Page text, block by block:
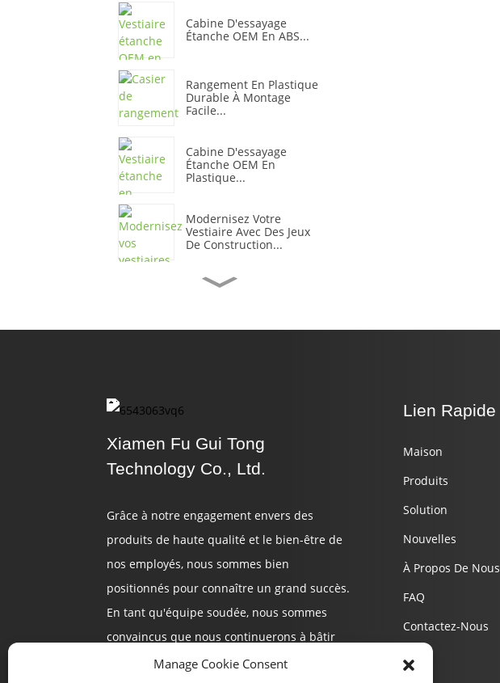
Cabine D'essayage
Étanche OEM En ABS...
Rangement En Plastique
Durable À Montage
Facile...
Cabine D'essayage
Étanche OEM En
Plastique...
Modernisez Votre
Vestiaire Avec Des Jeux
De Construction...
Armoire De Rangement
Pratique Et Durable...
Sécurité...
Xiamen Fu Gui Tong
Technology Co., Ltd.
Grâce à notre engagement envers des
produits de haute qualité et le bien-être de
nos employés, nous sommes bien
positionnés pour connaître un grand succès.
En tant qu'équipe soudée, nous sommes
convaincus que nous continuerons à bâtir
un avenir prometteur.
Lien Rapide
Maison
Produits
Solution
Nouvelles
À Propos De Nous
FAQ
Contactez-Nous
Manage Cookie Consent